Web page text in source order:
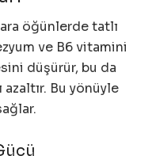
öğünlerde tatlı
ve B6 vitamini
düşürür, bu da
azaltır. Bu yönüyle